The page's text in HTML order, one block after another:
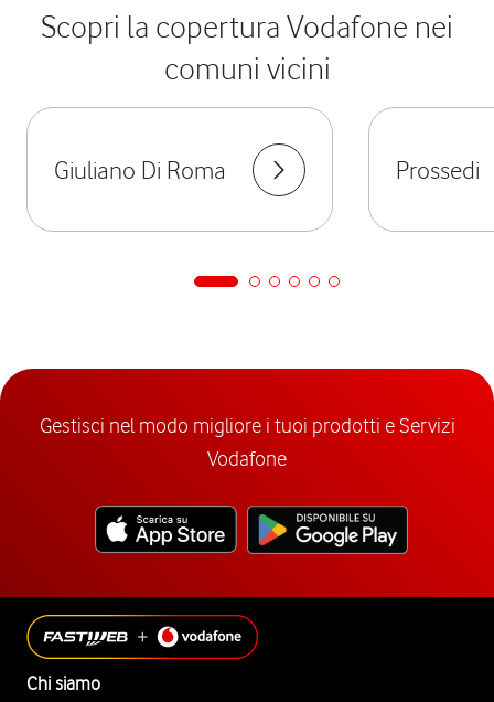
Scopri la copertura Vodafone nei
comuni vicini
Giuliano Di Roma Prossedi
Gestisci nel modo migliore i tuoi prodotti e Servizi
Vodafone
Chi siamo